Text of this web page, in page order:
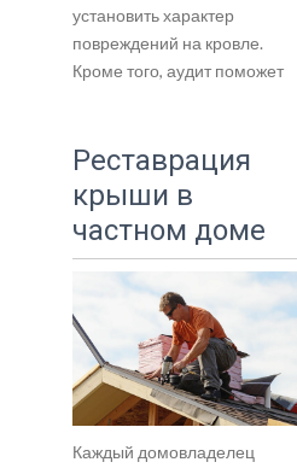
установить характер
повреждений на кровле.
Кроме того, аудит поможет
Реставрация
крыши в
частном доме
Каждый домовладелец